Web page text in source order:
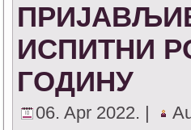
ИСПИТНИ
ГОДИНУ
06. Apr 2022. |